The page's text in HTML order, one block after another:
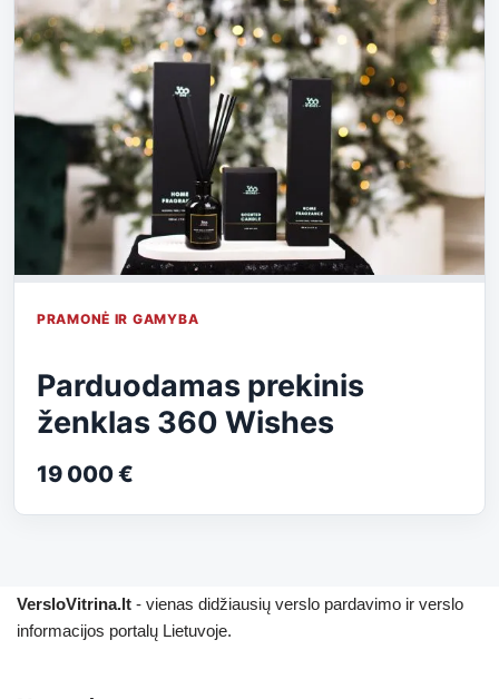
PRAMONĖ IR GAMYBA
Parduodamas prekinis
ženklas 360 Wishes
19 000 €
VersloVitrina.lt - vienas didžiausių verslo pardavimo ir verslo
informacijos portalų Lietuvoje.